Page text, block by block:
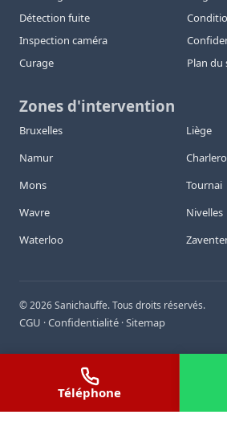
Détection fuite
Inspection caméra
Curage
Plan du
Zones d'intervention
Bruxelles
Liège
Namur
Mons
Tournai
Wavre
Nivelles
Waterloo
©2026Sanichauffe. Tous droits réservés.
CGU ·Confidentialité ·Sitemap